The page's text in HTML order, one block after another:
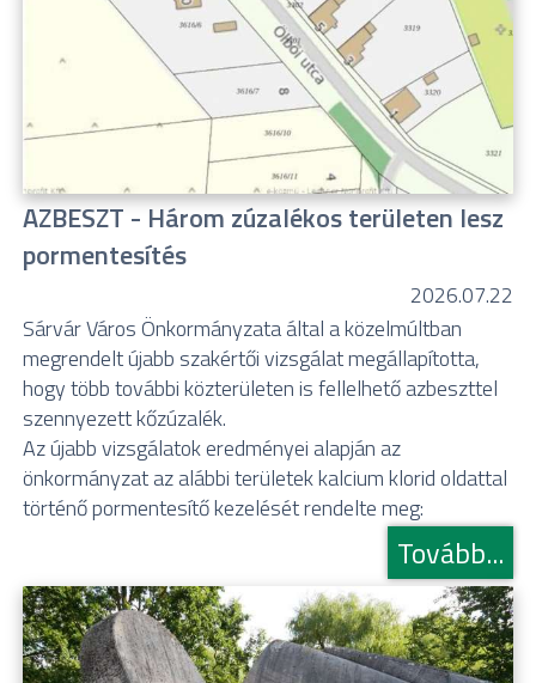
AZBESZT - Három zúzalékos területen lesz
pormentesítés
2026.07.22
Sárvár Város Önkormányzata által a közelmúltban
megrendelt újabb szakértői vizsgálat megállapította,
hogy több további közterületen is fellelhető azbeszttel
szennyezett kőzúzalék.
Az újabb vizsgálatok eredményei alapján az
önkormányzat az alábbi területek kalcium klorid oldattal
történő pormentesítő kezelését rendelte meg:
Tovább...